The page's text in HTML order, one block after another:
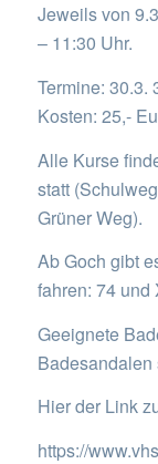
Jeweils von
– 11:30 Uhr.
Termine: 30.3.
Kosten: 25,-
Alle Kurse
statt
Grüner Weg).
Ab Goch gibt
fahren: 74 und
Geeignete
Badesandalen
Hier der Link
https://